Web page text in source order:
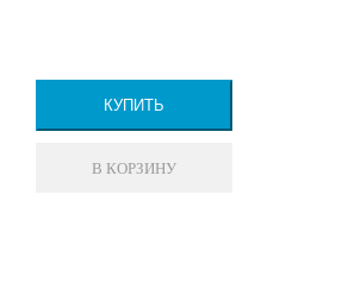
КУПИТЬ
В КОРЗИНУ